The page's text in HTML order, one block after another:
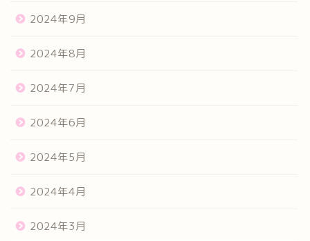
2024年9月
2024年8月
2024年7月
2024年6月
2024年5月
2024年4月
2024年3月